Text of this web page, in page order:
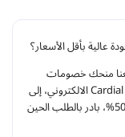
بأقل الأسعار؟
منحك خصومات
إضافية لكل الساعات والمجوهرات المذهلة على موقع Cardial الالكتروني، إلى
جانب قيمة الخصم الثابت والذي يبدأ من 30% وحتى 50%، بادر بالطلب الحين